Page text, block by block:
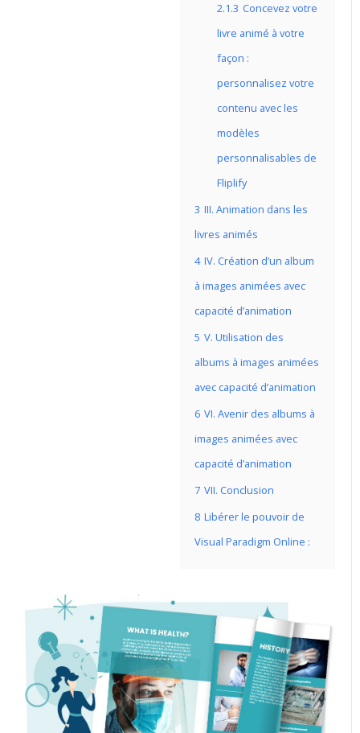
2.1.3 Concevez votre
livre animé à votre
façon :
personnalisez votre
contenu avec les
modèles
personnalisables de
Fliplify
3 III. Animation dans les
livres animés
4 IV. Création d’un album
à images animées avec
capacité d’animation
5 V. Utilisation des
albums à images animées
avec capacité d’animation
6 VI. Avenir des albums à
images animées avec
capacité d’animation
7 VII. Conclusion
8 Libérer le pouvoir de
Visual Paradigm Online :